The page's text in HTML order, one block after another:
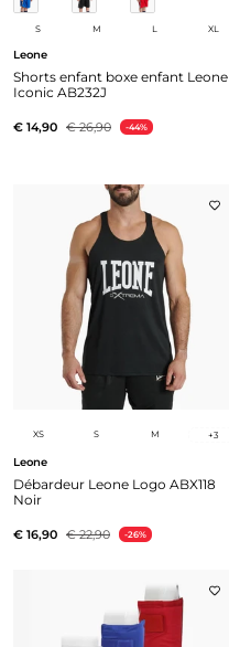
S M L XL
Leone
Shorts enfant boxe enfant Leone
Iconic AB232J
€ 14,90 € 26,90 -44%
XS S M +3
Leone
Débardeur Leone Logo ABX118
Noir
€ 16,90 € 22,90 -26%